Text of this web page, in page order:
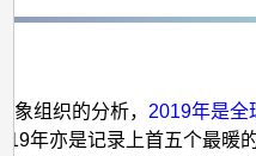
象组织的分析， 2019年是全
年亦是记录上首五个最暖